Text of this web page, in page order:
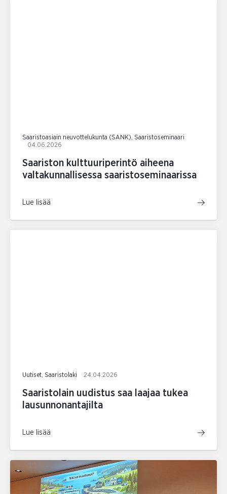
Saaristoasiain neuvottelukunta (SANK), Saaristoseminaari
04.06.2026
Saariston kulttuuriperintö aiheena
valtakunnallisessa saaristoseminaarissa
Lue lisää
Uutiset, Saaristolaki 24.04.2026
Saaristolain uudistus saa laajaa tukea
lausunnonantajilta
Lue lisää